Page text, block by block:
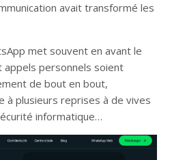
avait transformé les
met souvent en avant le
personnels soient
de bout en bout,
à plusieurs reprises à de vives
informatique…